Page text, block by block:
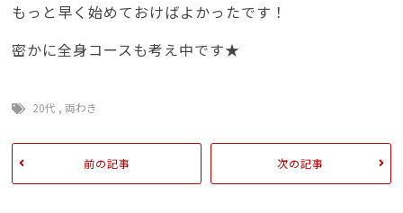
もっと早く始めておけばよかったです！
密かに全身コースも考え中です★
20代 ,両わき
前の記事 次の記事